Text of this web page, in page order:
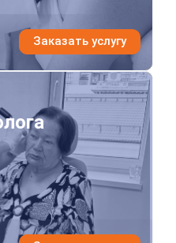
Заказать услугу